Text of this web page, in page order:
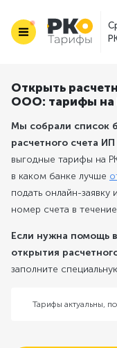
Открыть
ООО: тарифы на
Мы собрали список
расчетного счета
выгодные тарифы на
в каком банке лучше
подать онлайн-
номер счета в
Если нужна помощь
открытия
заполните
Тарифы актуальны,